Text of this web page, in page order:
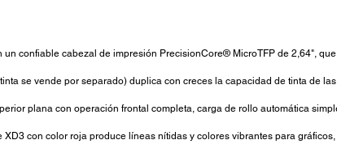
confiable cabezal de impresión PrecisionCore® MicroTFP de 2,64",
se vende por separado) duplica con creces la capacidad de tinta de
plana con operación frontal completa, carga de rollo automática
con color roja produce líneas nítidas y colores vibrantes para